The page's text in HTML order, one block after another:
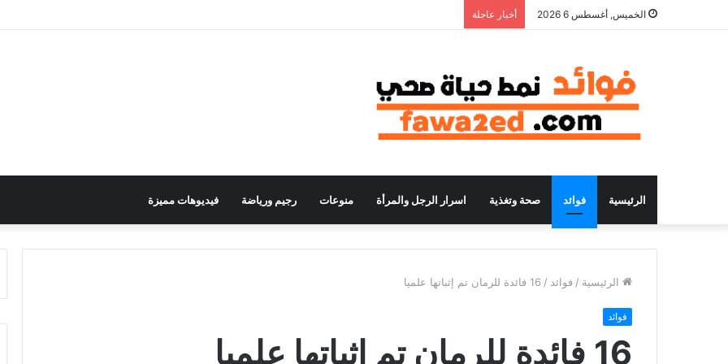
الخميس, أغسطس 6 2026 أخبار عاجلة
الرئيسية فوائد صحة وتغذية اسرار الرجل والمرأة منوعات رجيم ورياضة فيديوهات مميزة
الرئيسية / فوائد / 16 فائدة للرمان تم إثباتها علميا
فوائد
16 فائدة للرمان تم إثباتها علميا